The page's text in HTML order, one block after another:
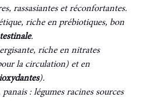
rassasiantes et réconfortantes.
riche en prébiotiques, bon
.
riche en nitrates
la circulation) et en
).
panais : légumes racines sources